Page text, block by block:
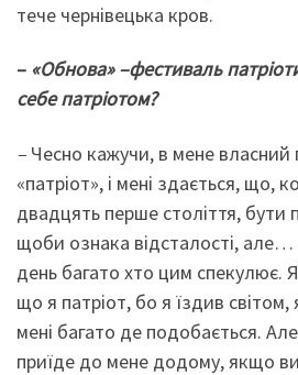
тече чернівецька кров.
– «Обнова» –фестиваль
себе патріотом?
– Чесно кажучи, в мене власний
«патріот», і мені здається, що,
двадцять перше століття, бути
щоби ознака відсталості, але…
день багато хто цим спекулює.
що я патріот, бо я їздив світом,
мені багато де подобається.
приїде до мене додому, якщо